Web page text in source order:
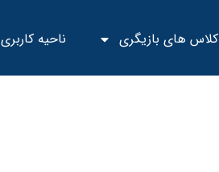
کلاس های بازیگری ناحیه کاربری